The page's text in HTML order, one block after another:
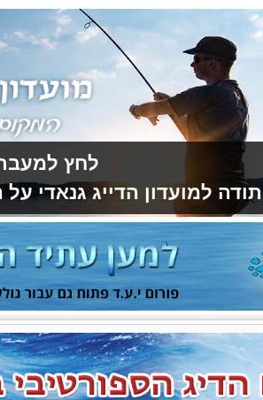
לחץ
תודה למועדון הדייג גנאדי